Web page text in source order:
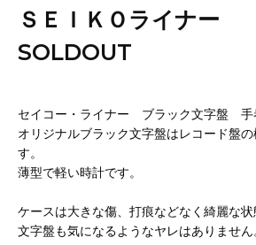
ＳＥＩＫＯライナー
SOLDOUT
セイコー・ライナー ブラック文字盤
オリジナルブラック文字盤はレコード盤
す。
薄型で軽い時計です。
ケースは大きな傷、打痕などなく綺麗な状
文字盤も気になるようなヤレはありません